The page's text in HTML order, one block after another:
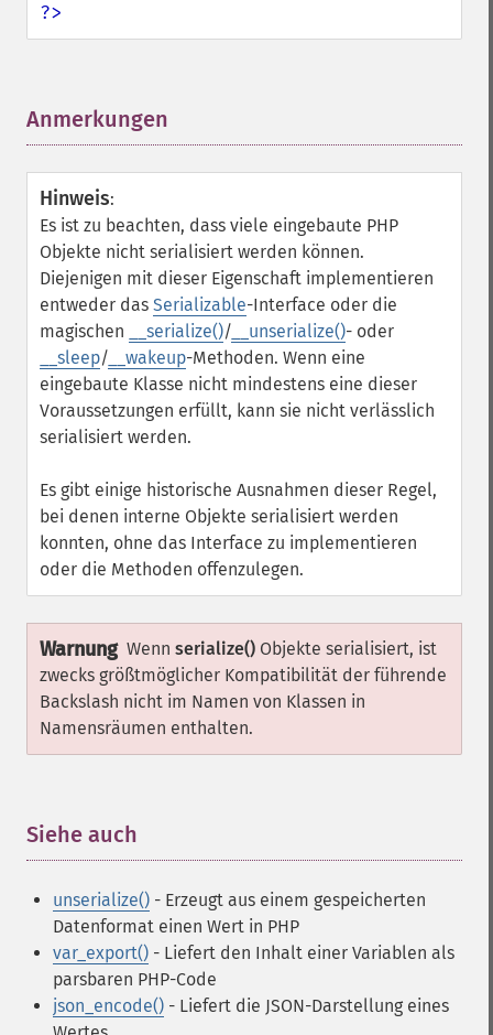
?>
Anmerkungen
Hinweis:
Es ist zu beachten, dass viele eingebaute PHP
Objekte nicht serialisiert werden können.
Diejenigen mit dieser Eigenschaft implementieren
entweder das Serializable-Interface oder die
magischen
__serialize()/ __unserialize()- oder
__sleep/ __wakeup-Methoden. Wenn eine
eingebaute Klasse nicht mindestens eine dieser
Voraussetzungen erfüllt, kann sie nicht verlässlich
serialisiert werden.
Es gibt einige historische Ausnahmen dieser Regel,
bei denen interne Objekte serialisiert werden
konnten, ohne das Interface zu implementieren
oder die Methoden offenzulegen.
Warnung Wenn serialize() Objekte serialisiert, ist
zwecks größtmöglicher Kompatibilität der führende
Backslash nicht im Namen von Klassen in
Namensräumen enthalten.
Siehe auch
unserialize() - Erzeugt aus einem gespeicherten
Datenformat einen Wert in PHP
var_export() - Liefert den Inhalt einer Variablen als
parsbaren PHP-Code
json_encode() - Liefert die JSON-Darstellung eines